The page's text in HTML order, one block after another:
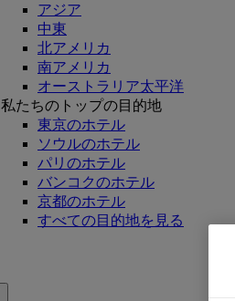
アジア
中東
北アメリカ
南アメリカ
オーストラリア太平洋
私たちのトップの目的地
東京のホテル
ソウルのホテル
パリのホテル
バンコクのホテル
京都のホテル
すべての目的地を見る